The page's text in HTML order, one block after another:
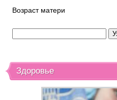
Возраст матери
Здоровье